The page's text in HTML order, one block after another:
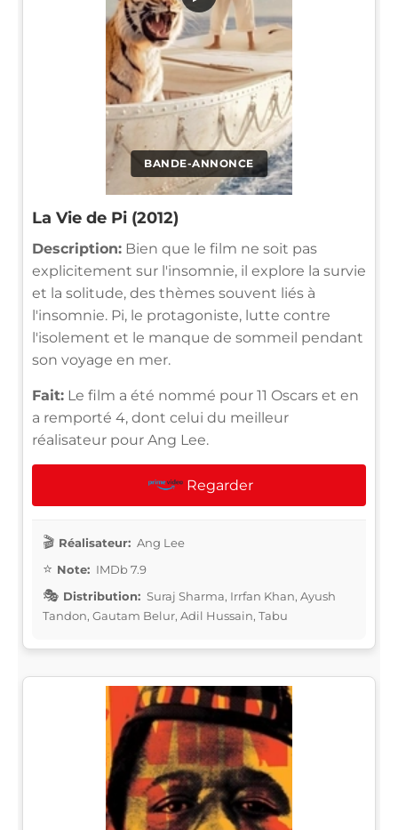
BANDE-ANNONCE
La Vie de Pi (2012)
Description: Bien que le film ne soit pas
explicitement sur l'insomnie, il explore la survie
et la solitude, des thèmes souvent liés à
l'insomnie. Pi, le protagoniste, lutte contre
l'isolement et le manque de sommeil pendant
son voyage en mer.
Fait: Le film a été nommé pour 11 Oscars et en
a remporté 4, dont celui du meilleur
réalisateur pour Ang Lee.
Regarder
Réalisateur: Ang Lee
Note: IMDb 7.9
Distribution: Suraj Sharma, Irrfan Khan, Ayush
Tandon, Gautam Belur, Adil Hussain, Tabu